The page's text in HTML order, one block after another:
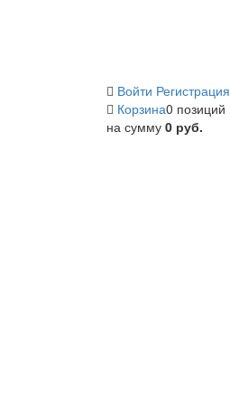
Войти Регистрация
Корзина0 позиций
на сумму 0 руб.